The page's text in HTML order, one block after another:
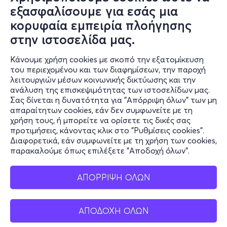
εξασφαλίσουμε για εσάς μια
κορυφαία εμπειρία πλοήγησης
στην ιστοσελίδα μας.
Κάνουμε χρήση cookies με σκοπό την εξατομίκευση
του περιεχομένου και των διαφημίσεων, την παροχή
λειτουργιών μέσων κοινωνικής δικτύωσης και την
ανάλυση της επισκεψιμότητας των ιστοσελίδων μας.
Σας δίνεται η δυνατότητα για "Απόρριψη όλων" των μη
απαραίτητων cookies, εάν δεν συμφωνείτε με τη
χρήση τους, ή μπορείτε να ορίσετε τις δικές σας
προτιμήσεις, κάνοντας κλικ στο "Ρυθμίσεις cookies".
Διαφορετικά, εάν συμφωνείτε με τη χρήση των cookies,
παρακαλούμε όπως επιλέξετε "Αποδοχή όλων".
ΑΠΟΡΡΙΨΗ ΟΛΩΝ
ΑΠΟΔΟΧΗ ΟΛΩΝ
Συχνές ερωτήσεις και
επικοινωνία
Ο online κόσμος μας
Public GR
Public CY
Publicbusiness.gr
Public + home
Book Friends
Public Blog
Η Spotify Λίστα μας